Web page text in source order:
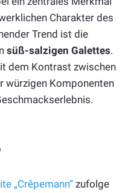
Charakter des
Trend ist die
süß-salzigen Galettes.
dem Kontrast zwischen
würzigen Komponenten
„Crêpemann“zufolge